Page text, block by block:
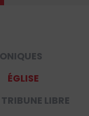
ÉGLISE
TRIBUNE LIBRE